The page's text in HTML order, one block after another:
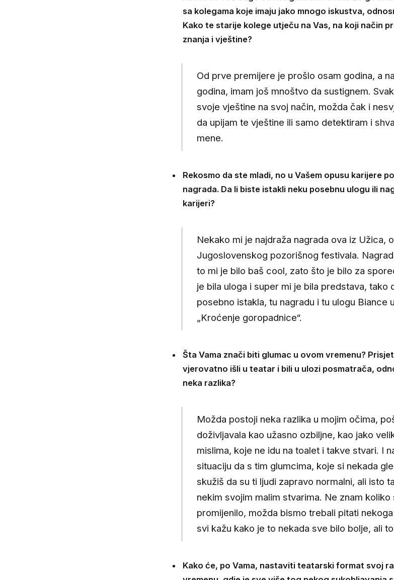
sa kolegama koje imaju jako mnogo iskustva,
Kako te starije kolege utječu na Vas, na koji način
znanja i vještine?
Od prve premijere je prošlo osam godina, a
godina, imam još mnoštvo da sustignem.
svoje vještine na svoj način, možda čak i
da upijam te vještine ili samo detektiram i
mene.
Rekosmo da ste mladi, no u Vašem opusu karijere
nagrada. Da li biste istakli neku posebnu ulogu ili
karijeri?
Nekako mi je najdraža nagrada ova iz Užica,
Jugoslovenskog pozorišnog festivala.
to mi je bilo baš cool, zato što je bilo za
je bila uloga i super mi je bila predstava, tako
posebno istakla, tu nagradu i tu ulogu Biance
„Kroćenje goropadnice“.
Šta Vama znači biti glumac u ovom vremenu?
vjerovatno išli u teatar i bili u ulozi posmatrača,
neka razlika?
Možda postoji neka razlika u mojim očima,
doživljavala kao užasno ozbiljne, kao jako
mislima, koje ne idu na toalet i takve stvari. I
situaciju da s tim glumcima, koje si nekada
skužiš da su ti ljudi zapravo normalni, ali isto
nekim svojim malim stvarima. Ne znam
promijenilo, možda bismo trebali pitati
svi kažu kako je to nekada sve bilo bolje, ali
Kako će, po Vama, nastaviti teatarski format svoj